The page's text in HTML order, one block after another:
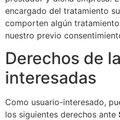
encargado del tratamiento
comporten algún
nuestro previo
Derechos de
interesadas
Como usuario-interesado,
los siguientes derechos ante